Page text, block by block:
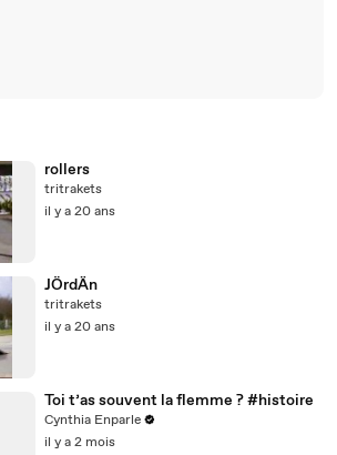
rollers
tritrakets
il y a 20 ans
JÖrdÄn
tritrakets
il y a 20 ans
Toi t’as souvent la flemme ? #histoire
Cynthia Enparle
il y a 2 mois